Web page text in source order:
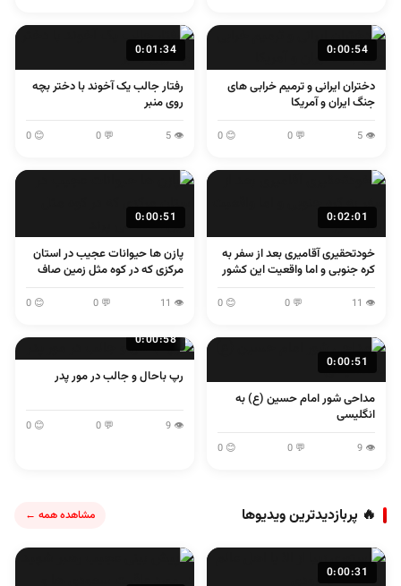
0:00:54
دختران ایرانی و ترمیم خرابی های
جنگ ایران و آمریکا
👁 5
💬 0
😊 0
0:01:34
رفتار جالب یک آخوند با دختر بچه
روی منبر
👁 5
💬 0
😊 0
0:02:01
خودتحقیری آقامیری بعد از سفر به
کره جنوبی و اما واقعیت این کشور
👁 11
💬 0
😊 0
0:00:51
پازن ها حیوانات عجیب در استان
مرکزی که در کوه مثل زمین صاف
👁 11
💬 0
😊 0
0:00:51
مداحی شور امام حسین (ع) به
انگلیسی
👁 9
💬 0
😊 0
0:00:58
رپ باحال و جالب در مور پدر
👁 9
💬 0
😊 0
🔥 پربازدیدترین ویدیوها مشاهده همه ←
0:00:31